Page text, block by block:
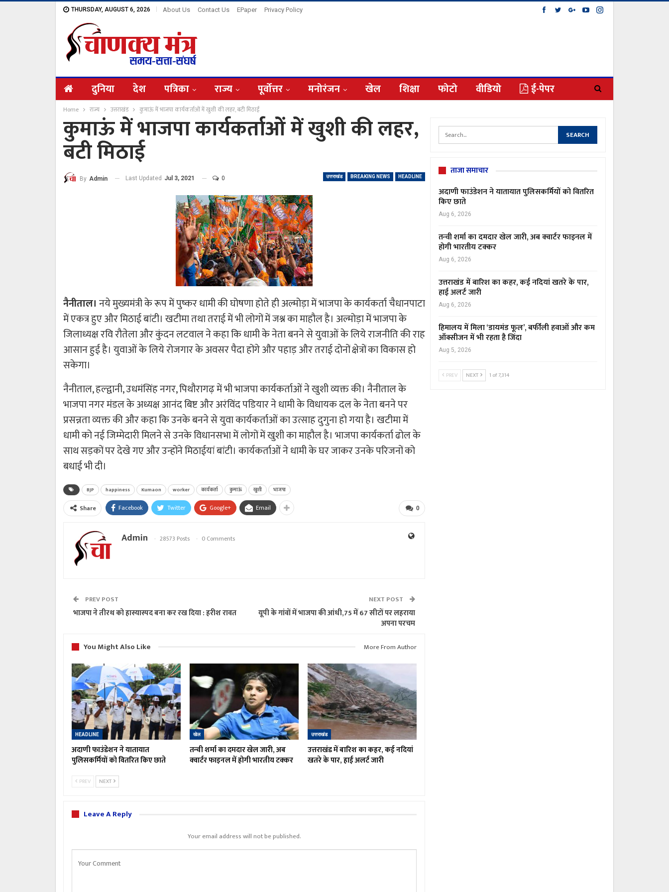
THURSDAY, AUGUST 6, 2026 About Us Contact Us EPaper Privacy Policy
दुनिया देश पत्रिका राज्य पूर्वोत्तर मनोरंजन खेल शिक्षा फोटो वीडियो ई-पेपर
Home राज्य उत्तराखंड कुमाऊं में भाजपा कार्यकर्ताओं में खुशी की लहर, बटी मिठाई
कुमाऊं में भाजपा कार्यकर्ताओं में खुशी की लहर,
बटी मिठाई
उत्तराखंड BREAKING NEWS HEADLINE
By Admin Last Updated Jul 3, 2021 0
नैनीताल। नये मुख्यमंत्री के रूप में पुष्कर धामी की घोषणा होते ही अल्मोड़ा में भाजपा के कार्यकर्ता चैधानपाटा
में एकत्र हुए और मिठाई बांटी। खटीमा तथा तराई में भी लोगों में जश्न का माहौल है। अल्मोड़ा में भाजपा के
जिलाध्यक्ष रवि रौतेला और कुंदन लटवाल ने कहा कि धामी के नेता बनने से युवाओं के लिये राजनीति की राह
आसान हुई है। युवाओं के लिये रोजगार के अवसर पैदा होंगे और पहाड़ और तराई दोनों क्षेत्रों का विकास हो
सकेगा।
नैनीताल, हल्द्वानी, उधमंसिंह नगर, पिथौरागढ़ में भी भाजपा कार्यकर्ताओं ने खुशी व्यक्त की। नैनीताल के
भाजपा नगर मंडल के अध्यक्ष आनंद बिष्ट और अरंविंद पडियार ने धामी के विधायक दल के नेता बनने पर
प्रसन्नता व्यक्त की और कहा कि उनके बनने से युवा कार्यकर्ताओं का उत्साह दुगुना हो गया है। खटीमा में
धामी को नई जिम्मेदारी मिलने से उनके विधानसभा में लोगों में खुशी का माहौल है। भाजपा कार्यकर्ता ढोल के
साथ सड़कों पर देखे गए और उन्होंने मिठाईयां बांटी। कार्यकर्ताओं ने धामी के घर जाकर उनके परिजनों को
बधाई भी दी।
BJP happiness Kumaon worker कार्यकर्ता कुमाऊं खुशी भाजपा
0
Share Facebook Twitter Google+ Email
Admin 28573 Posts 0 Comments
PREV POST
भाजपा ने तीरथ को हास्यास्पद बना कर रख दिया : हरीश रावत
NEXT POST
यूपी के गांवों में भाजपा की आंधी,75 में 67 सीटों पर लहराया
अपना परचम
You Might Also Like
More From Author
HEADLINE
अदाणी फाउंडेशन ने यातायात
पुलिसकर्मियों को वितरित किए छाते
खेल
तन्वी शर्मा का दमदार खेल जारी, अब
क्वार्टर फाइनल में होगी भारतीय टक्कर
उत्तराखंड
उत्तराखंड में बारिश का कहर, कई नदियां
खतरे के पार, हाई अलर्ट जारी
PREV NEXT
Leave A Reply
Your email address will not be published.
ताजा समाचार
अदाणी फाउंडेशन ने यातायात पुलिसकर्मियों को वितरित
किए छाते
Aug 6, 2026
तन्वी शर्मा का दमदार खेल जारी, अब क्वार्टर फाइनल में
होगी भारतीय टक्कर
Aug 6, 2026
उत्तराखंड में बारिश का कहर, कई नदियां खतरे के पार,
हाई अलर्ट जारी
Aug 6, 2026
हिमालय में मिला ‘डायमंड फूल’, बर्फीली हवाओं और कम
ऑक्सीजन में भी रहता है जिंदा
Aug 5, 2026
PREV NEXT 1 of 7,314